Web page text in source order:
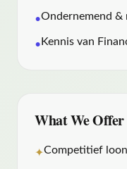
•Ondernemend
• Kennis van
What We Offer
✦Competitief